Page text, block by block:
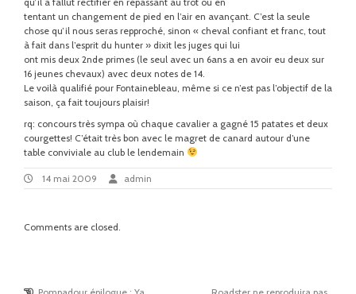
tentant un changement de pied en l’air en avançant. C’est la seule
chose qu’il nous seras repproché, sinon « cheval confiant et franc, tout
à fait dans l’esprit du hunter » dixit les juges qui lui
ont mis deux 2nde primes (le seul avec un 6ans a en avoir eu deux sur
16 jeunes chevaux) avec deux notes de 14.
Le voilà qualifié pour Fontainebleau, même si ce n’est pas l’objectif de la
saison, ça fait toujours plaisir!
rq: concours très sympa où chaque cavalier a gagné 15 patates et deux
courgettes! C’était très bon avec le magret de canard autour d’une
table conviviale au club le lendemain
14 mai 2009
14
mai
admin
Comments are closed.
Previous